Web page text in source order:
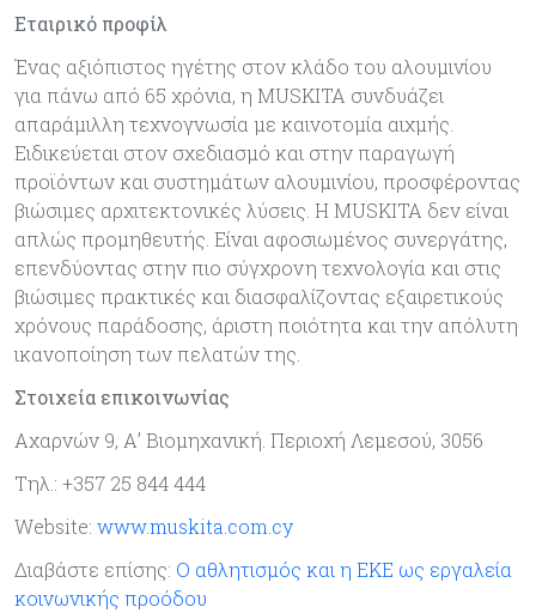
Εταιρικό προφίλ
Ένας αξιόπιστος ηγέτης στον κλάδο του αλουμινίου
για πάνω από 65 χρόνια, η MUSKITA συνδυάζει
απαράμιλλη τεχνογνωσία με καινοτομία αιχμής.
Ειδικεύεται στον σχεδιασμό και στην παραγωγή
προϊόντων και συστημάτων αλουμινίου, προσφέροντας
βιώσιμες αρχιτεκτονικές λύσεις. Η MUSKITA δεν είναι
απλώς προμηθευτής. Είναι αφοσιωμένος συνεργάτης,
επενδύοντας στην πιο σύγχρονη τεχνολογία και στις
βιώσιμες πρακτικές και διασφαλίζοντας εξαιρετικούς
χρόνους παράδοσης, άριστη ποιότητα και την απόλυτη
ικανοποίηση των πελατών της.
Στοιχεία επικοινωνίας
Αχαρνών 9, Α’ Βιομηχανική. Περιοχή Λεμεσού, 3056
Τηλ.: +357 25 844 444
Website: www.muskita.com.cy
Διαβάστε επίσης: Ο αθλητισμός και η ΕΚΕ ως εργαλεία
κοινωνικής προόδου